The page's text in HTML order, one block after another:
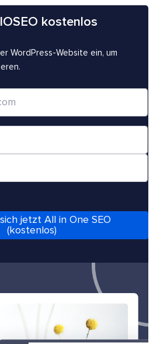
kostenlos
WordPress-Website ein, um
jetzt All in One SEO
(kostenlos)